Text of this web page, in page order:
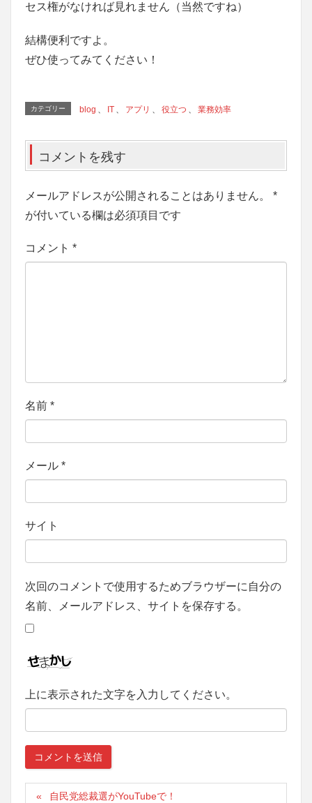
セス権がなければ見れません（当然ですね）
結構便利ですよ。
ぜひ使ってみてください！
カテゴリー blog IT アプリ 役立つ 業務効率
コメントを残す
メールアドレスが公開されることはありません。
*
が付いている欄は必須項目です
コメント *
名前 *
メール *
サイト
次回のコメントで使用するためブラウザーに自分の
名前、メールアドレス、サイトを保存する。
上に表示された文字を入力してください。
自民党総裁選がYouTubeで！